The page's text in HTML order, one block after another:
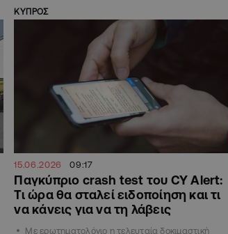
ΚΥΠΡΟΣ
15.06.2026 09:17
Παγκύπριο crash test του CY Alert:
Τι ώρα θα σταλεί ειδοποίηση και τι
να κάνεις για να τη λάβεις
Με ερωτηματολόγιο η τελευταία δοκιμαστική